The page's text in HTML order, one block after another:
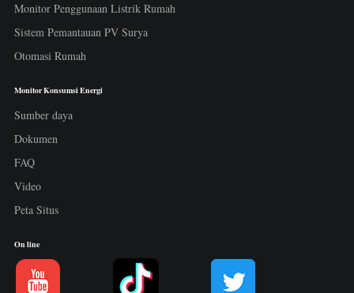
Monitor Penggunaan Listrik Rumah
Sistem Pemantauan PV Surya
Otomasi Rumah
Monitor Konsumsi Energi
Sumber daya
Dokumen
FAQ
Video
Peta Situs
On line